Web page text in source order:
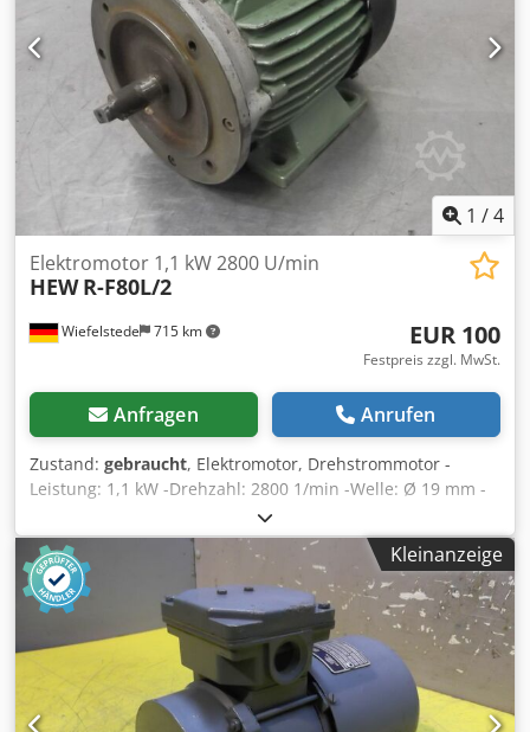
1 /4
Wiefelstede 715 km
Elektromotor 1,1 kW 2800 U/min
HEW R-F80L/2
EUR 100
Festpreis zzgl. MwSt.
Anfragen Anrufen
Zustand: gebraucht, Elektromotor, Drehstrommotor -
Leistung: 1,1 kW -Drehzahl: 2800 1/min -Welle: Ø 19 mm -
Bauform: B3 / B14 -Schutzart: IP 44 -Abmessungen:
270/160/H195 mm -Gewicht: 10,9 kg Crodsc I Iw Iepfx Afujf
Kleinanzeige